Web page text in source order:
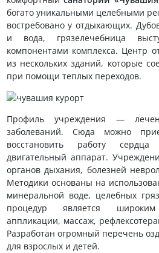
богато уникальными целебными
востребовано у отдыхающих.
и вода, грязелечебница
компонентами комплекса. Центр
из нескольких зданий, которые
при помощи теплых переходов.
Профиль учреждения —
заболеваний. Сюда можно
восстановить работу
двигательный аппарат.
органов дыхания, болезней
Методики основаны на
минеральной воде, целебных
процедур является
аппликации, массаж,
Разработан огромный перечень
для взрослых и детей.